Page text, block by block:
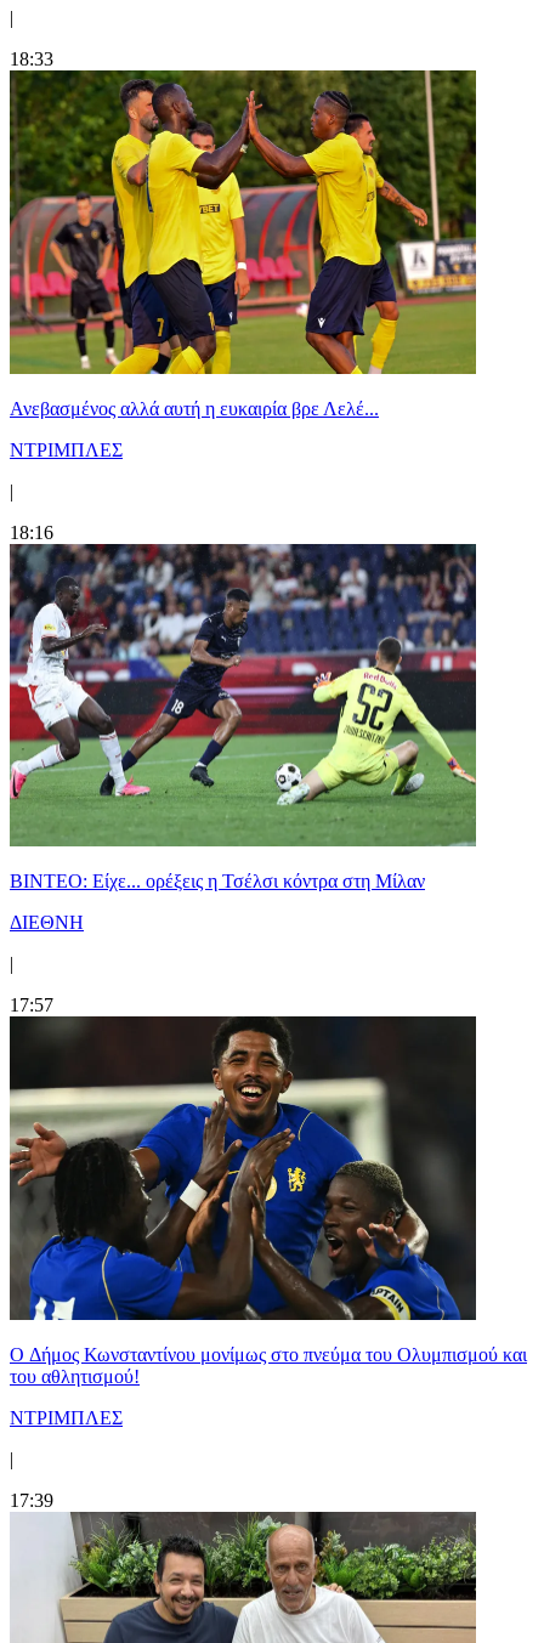
|
18:33
Ανεβασμένος αλλά αυτή η ευκαιρία βρε Λελέ...
ΝΤΡΙΜΠΛΕΣ
|
18:16
BINTEO: Είχε... ορέξεις η Τσέλσι κόντρα στη Μίλαν
ΔΙΕΘΝΗ
|
17:57
O Δήμος Κωνσταντίνου μονίμως στο πνεύμα του Ολυμπισμού και
του αθλητισμού!
ΝΤΡΙΜΠΛΕΣ
|
17:39